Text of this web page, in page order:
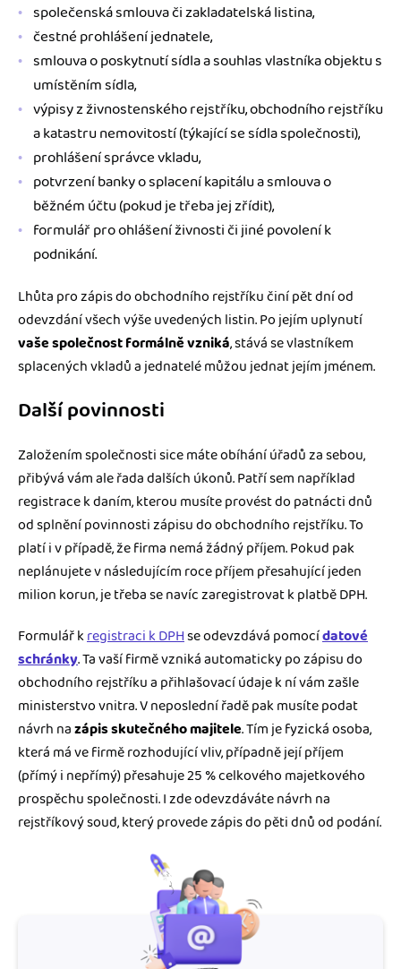
společenská smlouva či zakladatelská listina,
čestné prohlášení jednatele,
smlouva o poskytnutí sídla a souhlas vlastníka objektu s
umístěním sídla,
výpisy z živnostenského rejstříku, obchodního rejstříku
a katastru nemovitostí (týkající se sídla společnosti),
prohlášení správce vkladu,
potvrzení banky o splacení kapitálu a smlouva o
běžném účtu (pokud je třeba jej zřídit),
formulář pro ohlášení živnosti či jiné povolení k
podnikání.
Lhůta pro zápis do obchodního rejstříku činí pět dní od
odevzdání všech výše uvedených listin. Po jejím uplynutí
vaše společnost formálně vzniká, stává se vlastníkem
splacených vkladů a jednatelé můžou jednat jejím jménem.
Další povinnosti
Založením společnosti sice máte obíhání úřadů za sebou,
přibývá vám ale řada dalších úkonů. Patří sem například
registrace k daním, kterou musíte provést do patnácti dnů
od splnění povinnosti zápisu do obchodního rejstříku. To
platí i v případě, že firma nemá žádný příjem. Pokud pak
neplánujete v následujícím roce příjem přesahující jeden
milion korun, je třeba se navíc zaregistrovat k platbě DPH.
Formulář kregistraci k DPHse odevzdává pomocídatové
schránky. Ta vaší firmě vzniká automaticky po zápisu do
obchodního rejstříku a přihlašovací údaje k ní vám zašle
ministerstvo vnitra. V neposlední řadě pak musíte podat
návrh nazápis skutečného majitele. Tím je fyzická osoba,
která má ve firmě rozhodující vliv, případně její příjem
(přímý i nepřímý) přesahuje 25 % celkového majetkového
prospěchu společnosti. I zde odevzdáváte návrh na
rejstříkový soud, který provede zápis do pěti dnů od podání.